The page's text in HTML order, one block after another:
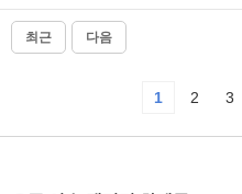
최근 다음
1 2 3